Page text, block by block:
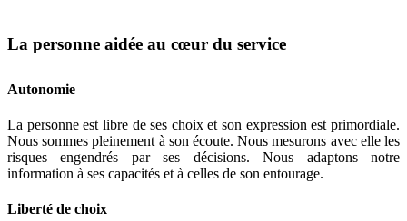
La personne aidée au cœur du service
Autonomie
La personne est libre de ses choix et son expression est primordiale.
Nous sommes pleinement à son écoute. Nous mesurons avec elle les
risques engendrés par ses décisions. Nous adaptons notre
information à ses capacités et à celles de son entourage.
Liberté de choix